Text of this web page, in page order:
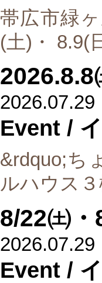
帯広市緑
(土)・
2026.07.29
Event /
&rdquo;ち
ルハウス
8/22㈯
2026.07.29
Event /